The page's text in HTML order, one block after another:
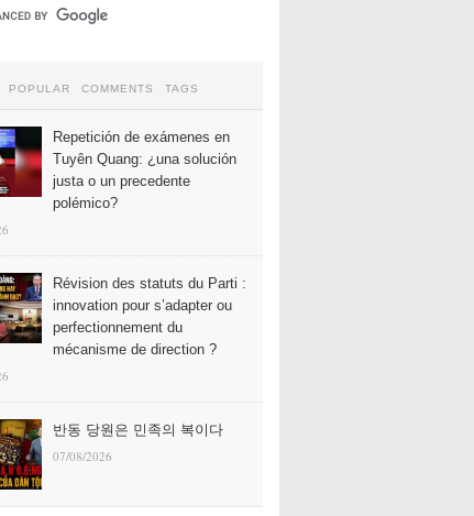
POPULAR COMMENTS TAGS
Repetición de exámenes en
Tuyên Quang: ¿una solución
justa o un precedente
polémico?
Révision des statuts du Parti :
innovation pour s’adapter ou
perfectionnement du
mécanisme de direction ?
반동 당원은 민족의 복이다
07/08/2026